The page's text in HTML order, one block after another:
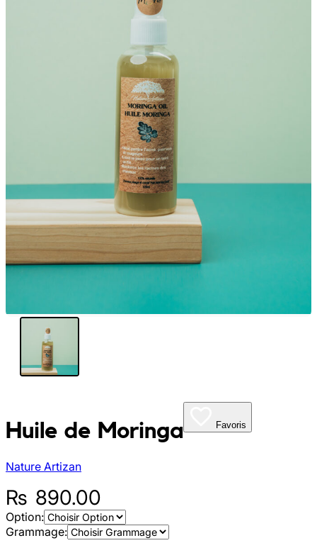
Huile de Moringa
Nature Artizan
Favoris
₨ 890.00
Option:
Grammage:
Saskia
Save A Sail
Sunniva
The Sock Trader
The Octopus
Timimi